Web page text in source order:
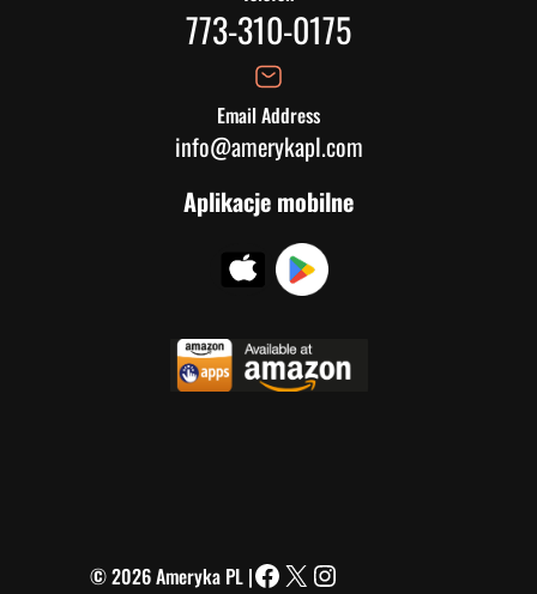
773-310-0175
Email Address
info@amerykapl.com
Aplikacje mobilne
© 2026 Ameryka PL |